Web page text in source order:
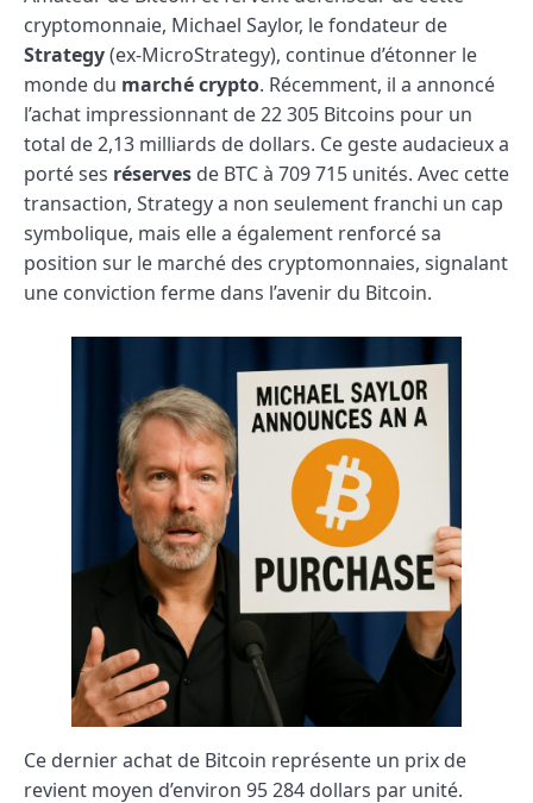
cryptomonnaie, Michael Saylor, le fondateur de
Strategy(ex-MicroStrategy), continue d’étonner le
monde du marché crypto. Récemment, il a annoncé
l’achat impressionnant de 22 305 Bitcoins pour un
total de 2,13 milliards de dollars. Ce geste audacieux a
porté ses réserves de BTC à 709 715 unités. Avec cette
transaction, Strategy a non seulement franchi un cap
symbolique, mais elle a également renforcé sa
position sur le marché des cryptomonnaies, signalant
une conviction ferme dans l’avenir du Bitcoin.
Ce dernier achat de Bitcoin représente un prix de
revient moyen d’environ 95 284 dollars par unité.